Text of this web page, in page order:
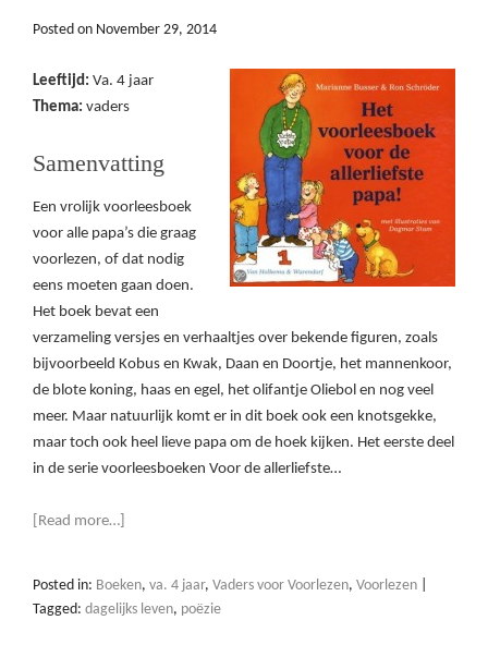
Posted on November 29, 2014
Leeftijd: Va. 4 jaar
Thema: vaders
Samenvatting
Een vrolijk voorleesboek
voor alle papa’s die graag
voorlezen, of dat nodig
eens moeten gaan doen.
Het boek bevat een
verzameling versjes en verhaaltjes over bekende figuren, zoals
bijvoorbeeld Kobus en Kwak, Daan en Doortje, het mannenkoor,
de blote koning, haas en egel, het olifantje Oliebol en nog veel
meer. Maar natuurlijk komt er in dit boek ook een knotsgekke,
maar toch ook heel lieve papa om de hoek kijken. Het eerste deel
in de serie voorleesboeken Voor de allerliefste…
[Read more…]
Posted in: Boeken, va. 4 jaar, Vaders voor Voorlezen, Voorlezen
Tagged: dagelijks leven, poëzie